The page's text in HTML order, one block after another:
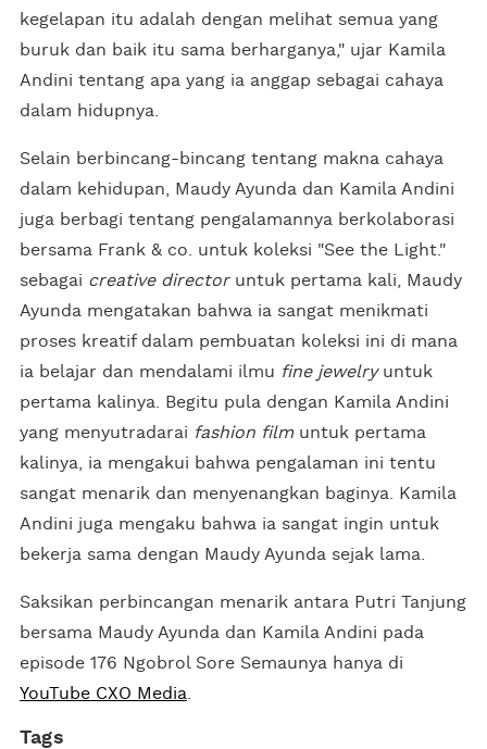
kegelapan itu adalah dengan melihat semua yang
buruk dan baik itu sama berharganya," ujar Kamila
Andini tentang apa yang ia anggap sebagai cahaya
dalam hidupnya.
Selain berbincang-bincang tentang makna cahaya
dalam kehidupan, Maudy Ayunda dan Kamila Andini
juga berbagi tentang pengalamannya berkolaborasi
bersama Frank & co. untuk koleksi "See the Light."
sebagai creative directoruntuk pertama kali, Maudy
Ayunda mengatakan bahwa ia sangat menikmati
proses kreatif dalam pembuatan koleksi ini di mana
ia belajar dan mendalami ilmu fine jewelryuntuk
pertama kalinya. Begitu pula dengan Kamila Andini
yang menyutradarai fashion filmuntuk pertama
kalinya, ia mengakui bahwa pengalaman ini tentu
sangat menarik dan menyenangkan baginya. Kamila
Andini juga mengaku bahwa ia sangat ingin untuk
bekerja sama dengan Maudy Ayunda sejak lama.
Saksikan perbincangan menarik antara Putri Tanjung
bersama Maudy Ayunda dan Kamila Andini pada
episode 176 Ngobrol Sore Semaunya hanya di
YouTube CXO Media
Tags